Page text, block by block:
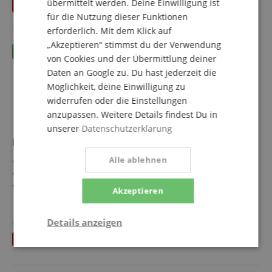
inkl. MwSt.
Du sparst13,65 €
McGrey BK-4910PK Keyboard Pink Set mit Schule
49 Standardtasten - ideal für Einsteiger und Übung
16 Sounds und 10 Rhythmen für vielseitigen Musikspaß
6 Demo-Songs zur Inspiration und Orientierung
Inklusive Mikrofon und abnehmbarem Notenhalter
Mit Netzteil und leichtem, transportablem Design
statt einzeln65,55€
übermittelt werden. Deine Einwilligung ist
für die Nutzung dieser Funktionen
erforderlich. Mit dem Klick auf
„Akzeptieren“ stimmst du der Verwendung
von Cookies und der Übermittlung deiner
Daten an Google zu. Du hast jederzeit die
Möglichkeit, deine Einwilligung zu
widerrufen oder die Einstellungen
anzupassen. Weitere Details findest Du in
unserer Datenschutzerklärung
Akzeptieren
Alle ablehnen
Details anzeigen
Statistik Marketing Funktional